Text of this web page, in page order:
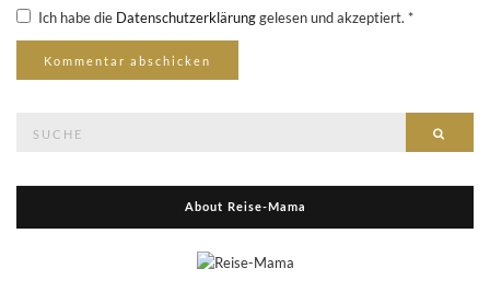
Ich habe die Datenschutzerklärunggelesen und akzeptiert. *
About Reise-Mama